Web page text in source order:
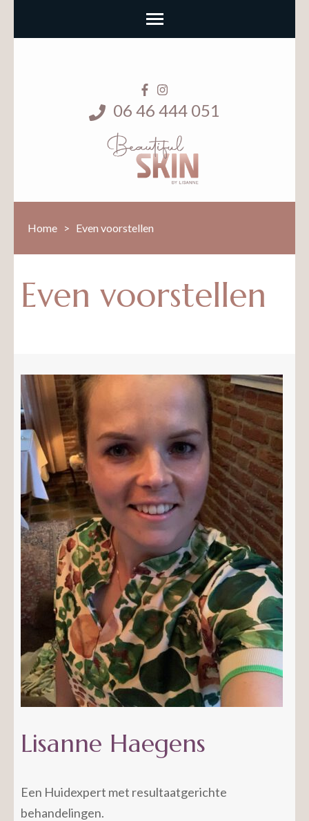
06 46 444 051
Home > Even voorstellen
Even voorstellen
Lisanne Haegens
Een Huidexpert met resultaatgerichte
behandelingen.